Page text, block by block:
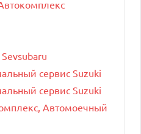
сервис Suzuki
сервис Suzuki
Автомоечный